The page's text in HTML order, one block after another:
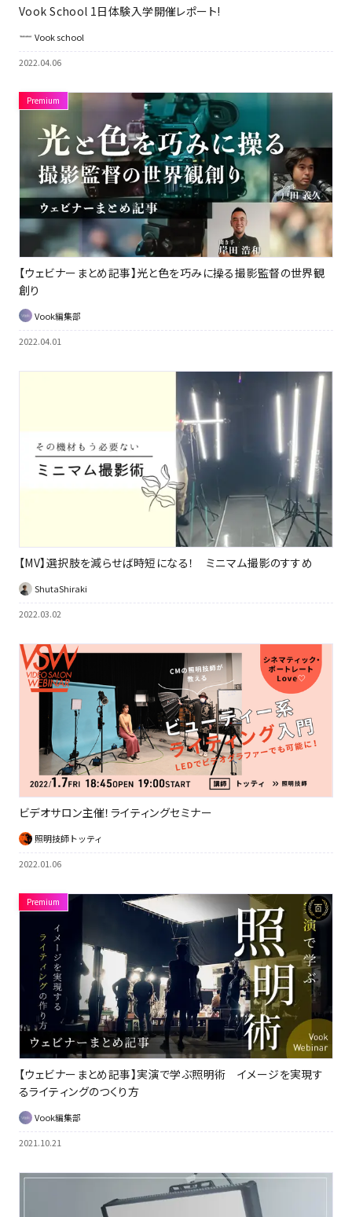
Vook School 1日体験入学開催レポート!
Vook school
2022.04.06
【ウェビナーまとめ記事】光と色を巧みに操る撮影監督の世界観
創り
Vook編集部
2022.04.01
【MV】選択肢を減らせば時短になる！ ミニマム撮影のすすめ
ShutaShiraki
2022.03.02
ビデオサロン主催！ライティングセミナー
照明技師トッティ
2022.01.06
【ウェビナーまとめ記事】実演で学ぶ照明術 イメージを実現す
るライティングのつくり方
Vook編集部
2021.10.21